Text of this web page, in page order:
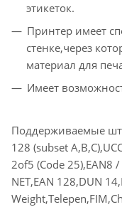
этикеток.
Принтер имеет
стенке,через
материал для
Имеет
Поддерживаемые
128 (subset
2of5 (Code 25),EAN8
NET,EAN 128,DUN